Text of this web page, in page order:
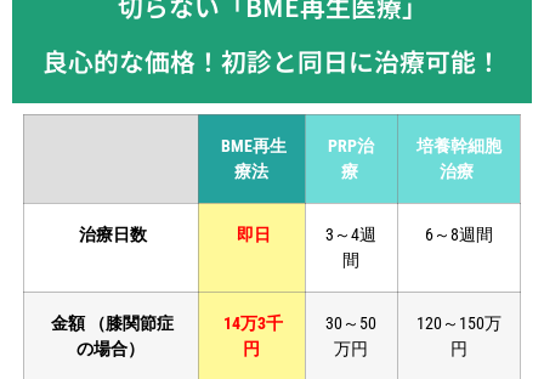
良心的な価格！初診と同日に治療可能！
BME再生
療法
PRP治
療
培養幹細胞
治療
治療日数 即日
3～4週
間
6～8週間
金額
（膝関節症
の場合）
14万3千
円
30～50
万円
120～150万
円